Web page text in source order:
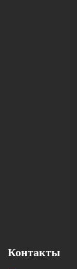
Контакты